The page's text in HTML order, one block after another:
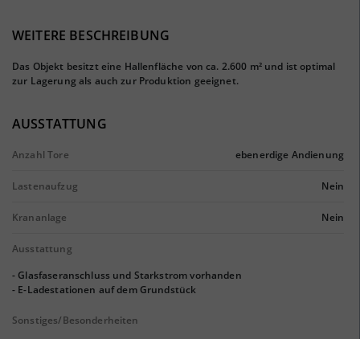
WEITERE BESCHREIBUNG
Das Objekt besitzt eine Hallenfläche von ca. 2.600 m² und ist optimal
zur Lagerung als auch zur Produktion geeignet.
AUSSTATTUNG
Anzahl Tore ebenerdige Andienung
Lastenaufzug Nein
Krananlage Nein
Ausstattung
- Glasfaseranschluss und Starkstrom vorhanden
- E-Ladestationen auf dem Grundstück
Sonstiges/Besonderheiten